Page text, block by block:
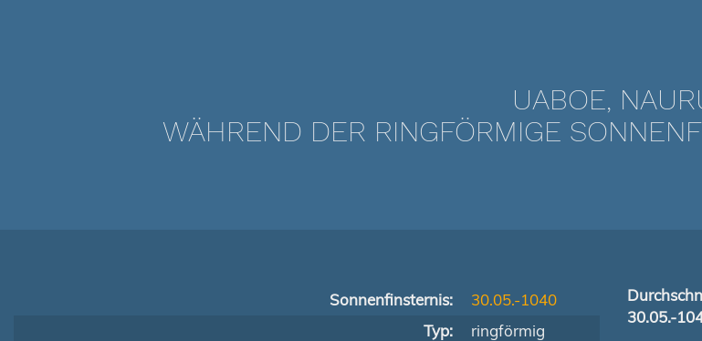
UABOE,
WÄHREND DER RINGFÖRMIGE
Sonnenfinsternis:
30.05.-1040
Typ:
ringförmig
30.05.-